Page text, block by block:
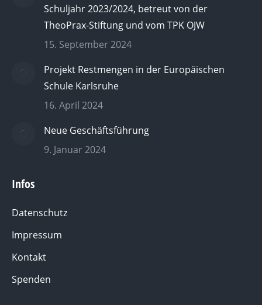
Schuljahr 2023/2024, betreut von der
TheoPrax-Stiftung und vom TPK OJW
15. September 2024
Projekt Restmengen in der Europäischen
Schule Karlsruhe
16. April 2024
Neue Geschäftsführung
9. Januar 2024
Infos
Datenschutz
Impressum
Kontakt
Spenden